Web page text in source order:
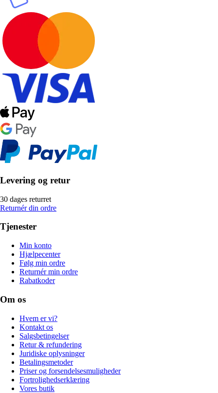
Levering og retur
30 dages returret
Returnér din ordre
Tjenester
Min konto
Hjælpecenter
Følg min ordre
Returnér min ordre
Rabatkoder
Om os
Hvem er vi?
Kontakt os
Salgsbetingelser
Retur & refundering
Juridiske oplysninger
Betalingsmetoder
Priser og forsendelsesmuligheder
Fortrolighedserklæring
Vores butik